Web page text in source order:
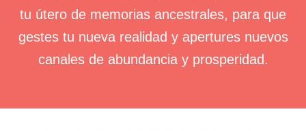
tu útero de memorias ancestrales, para que
gestes tu nueva realidad y apertures nuevos
canales de abundancia y prosperidad.